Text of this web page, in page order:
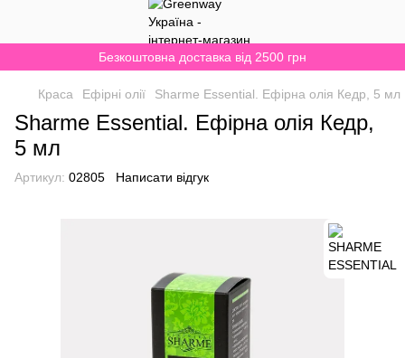
Безкоштовна доставка від 2500 грн
Краса Ефірні олії Sharme Essential. Ефірна олія Кедр, 5 мл
Sharme Essential. Ефірна олія Кедр,
5 мл
Артикул: 02805 Написати відгук